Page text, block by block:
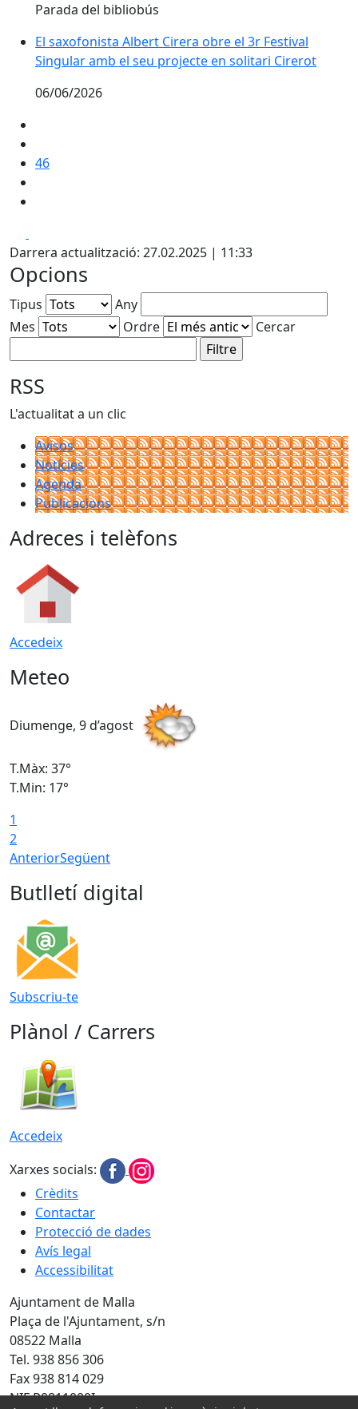
Parada del bibliobús
El saxofonista Albert Cirera obre el 3r Festival
El saxofonista Albert Cirera obre el 3r Festival
Singular amb el seu projecte en solitari Cirerot
06/06/2026
46
Darrera actualització: 27.02.2025 | 11:33
Opcions
Tipus
Any
Mes
Ordre Cercar
RSS
L'actualitat a un clic
Avisos
Notícies
Agenda
Publicacions
Adreces i telèfons
Accedeix
Meteo
Diumenge, 9 d’agost
T.Màx: 37°
T.Min: 17°
1
2
AnteriorSegüent
Butlletí digital
Subscriu-te
Plànol / Carrers
Accedeix
Xarxes socials:
Crèdits
Contactar
Protecció de dades
Avís legal
Accessibilitat
Ajuntament de Malla
Plaça de l'Ajuntament, s/n
08522 Malla
Tel. 938 856 306
Fax 938 814 029
NIF P0811000I